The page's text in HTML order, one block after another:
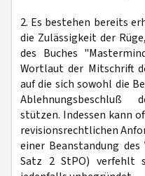
2. Es bestehen bereits
die Zulässigkeit der
des Buches
Wortlaut der Mitschrift
auf die sich sowohl die
Ablehnungsbeschluß
stützen. Indessen kann
revisionsrechtlichen
einer Beanstandung
Satz 2 StPO) verfehlt